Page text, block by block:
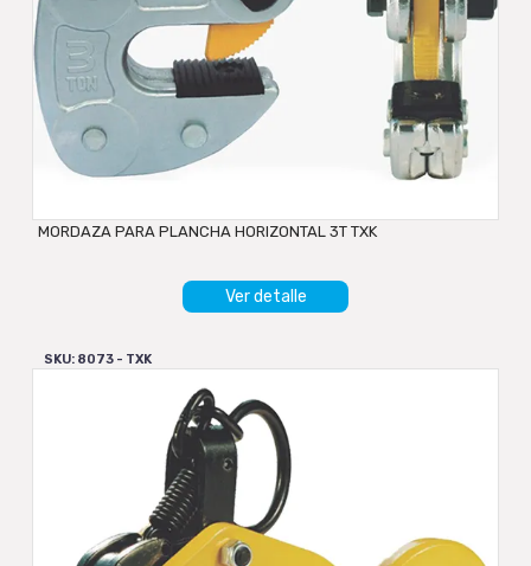
MORDAZA PARA PLANCHA HORIZONTAL 3T TXK
Ver detalle
SKU: 8073 - TXK